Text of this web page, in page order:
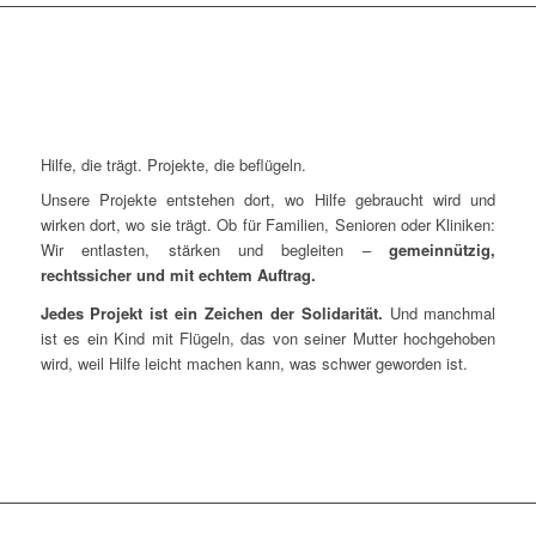
Hilfe, die trägt. Projekte, die beflügeln.
Unsere Projekte entstehen dort, wo Hilfe gebraucht wird und
wirken dort, wo sie trägt. Ob für Familien, Senioren oder Kliniken:
Wir entlasten, stärken und begleiten –gemeinnützig,
rechtssicher und mit echtem Auftrag.
Jedes Projekt ist ein Zeichen der Solidarität. Und manchmal
ist es ein Kind mit Flügeln, das von seiner Mutter hochgehoben
wird, weil Hilfe leicht machen kann, was schwer geworden ist.